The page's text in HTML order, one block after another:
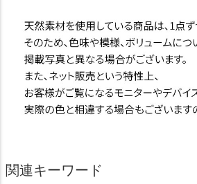
関連キーワード